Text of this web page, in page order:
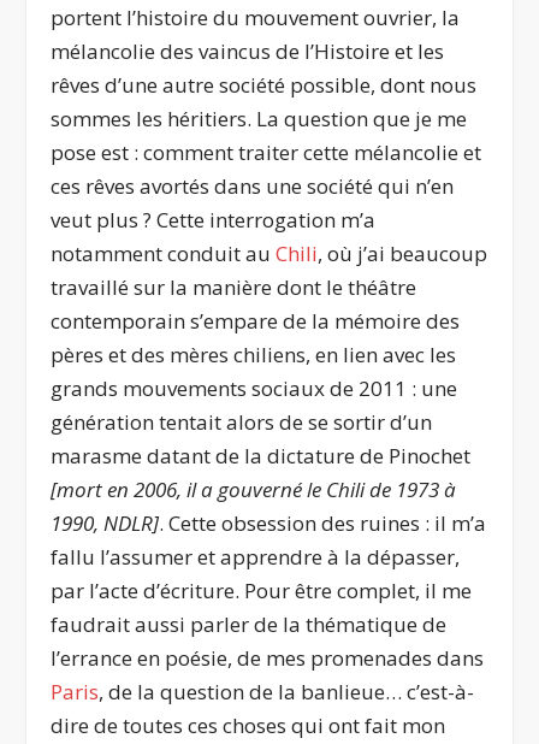
portent l’histoire du mouvement ouvrier, la
mélancolie des vaincus de l’Histoire et les
rêves d’une autre société possible, dont nous
sommes les héritiers. La question que je me
pose est : comment traiter cette mélancolie et
ces rêves avortés dans une société qui n’en
veut plus ? Cette interrogation m’a
notamment conduit auChili, où j’ai beaucoup
travaillé sur la manière dont le théâtre
contemporain s’empare de la mémoire des
pères et des mères chiliens, en lien avec les
grands mouvements sociaux de 2011 : une
génération tentait alors de se sortir d’un
marasme datant de la dictature de Pinochet
[mort en 2006, il a gouverné le Chili de 1973 à
1990, NDLR]. Cette obsession des ruines : il m’a
fallu l’assumer et apprendre à la dépasser,
par l’acte d’écriture. Pour être complet, il me
faudrait aussi parler de la thématique de
l’errance en poésie, de mes promenades dans
Paris, de la question de la banlieue… c’est-à-
dire de toutes ces choses qui ont fait mon